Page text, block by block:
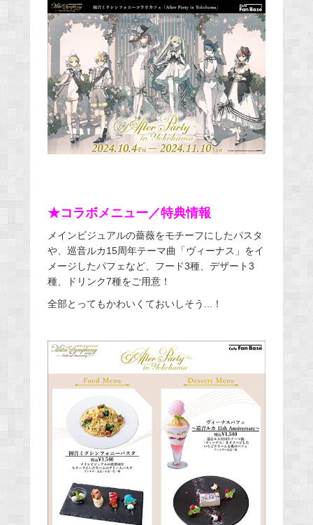
★コラボメニュー／特典情報
メインビジュアルの薔薇をモチーフにしたパスタ
や、巡音ルカ15周年テーマ曲「ヴィーナス」をイ
メージしたパフェなど、フード3種、デザート3
種、ドリンク7種をご用意！
全部とってもかわいくておいしそう...！